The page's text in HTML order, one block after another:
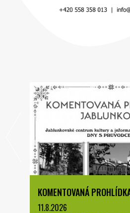
KOMENTOVANÁ
11.8.2026